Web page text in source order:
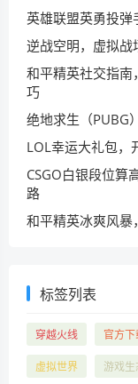
英雄联盟英勇投弹
逆战空明，虚拟战
和平精英社交指南
巧
绝地求生（PUBG
LOL幸运大礼包，
CSGO白银段位算
路
和平精英冰爽风暴
标签列表
穿越火线 官方下
虚拟世界 游戏生